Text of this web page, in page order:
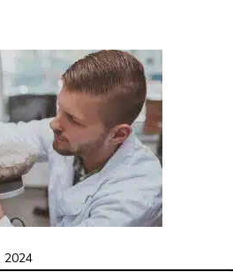
2024